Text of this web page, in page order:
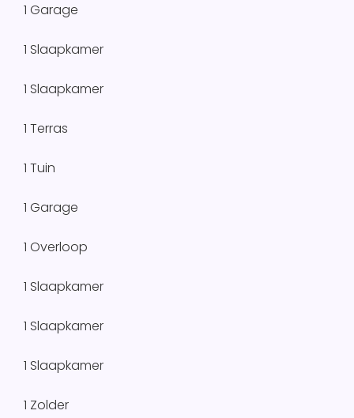
1 Garage
1 Slaapkamer
1 Slaapkamer
1 Terras
1 Tuin
1 Garage
1 Overloop
1 Slaapkamer
1 Slaapkamer
1 Slaapkamer
1 Zolder